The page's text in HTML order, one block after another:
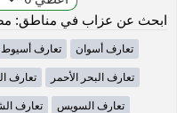
ابحث عن عزاب في مناطق:
تعارف أسوان تعارف أسيوط
تعارف البحر الأحمر تعارف
تعارف السويس تعارف